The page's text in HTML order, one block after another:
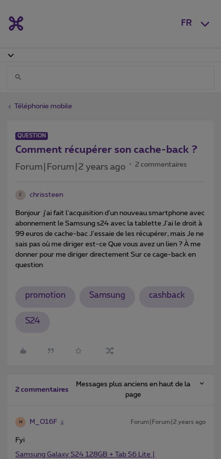
FR
Téléphonie mobile
QUESTION
Comment récupérer son cache-back ?
Forum|Forum|2 years ago 2 commentaires
C chrissteen
Bonjour j'ai fait l'acquisition d'un nouveau smartphone avec
abonnement le Samsung s24 avec la tablette J'ai le droit à
99 euros de cache-bac J'essaie de les récupérer, mais Je ne
sais pas où me diriger est-ce Que vous avez un lien ? À me
donner pour me diriger directement Sur ce cage-back en
question
promotion Samsung cashback
S24
2 commentaires
Messages plus anciens en haut de la
page
M M_016F Forum|Forum|2 years ago
Fyi
Samsung Galaxy S24 128GB + Tab S6 Lite |